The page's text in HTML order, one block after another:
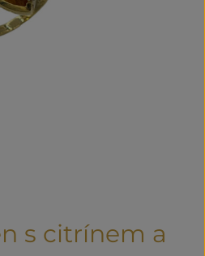
s citrínem a